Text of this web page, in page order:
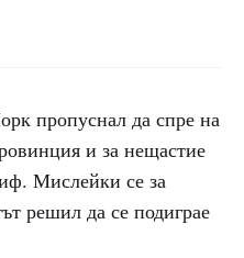
пропуснал да спре на
и за нещастие
Мислейки се за
решил да се подиграе